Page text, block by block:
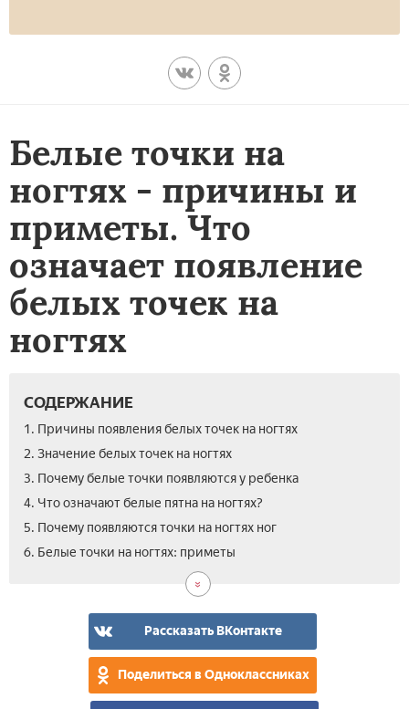
Белые точки на
ногтях - причины и
приметы. Что
означает появление
белых точек на
ногтях
СОДЕРЖАНИЕ
1. Причины появления белых точек на ногтях
2. Значение белых точек на ногтях
3. Почему белые точки появляются у ребенка
4. Что означают белые пятна на ногтях?
5. Почему появляются точки на ногтях ног
6. Белые точки на ногтях: приметы
Рассказать ВКонтакте
Поделиться в Одноклассниках